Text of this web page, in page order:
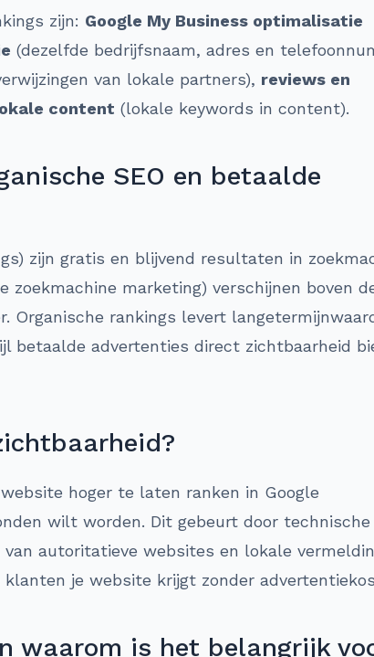
zijn: Google My Business optimalisatie
(dezelfde bedrijfsnaam, adres en
van lokale partners), reviews en
content (lokale keywords in content).
SEO en betaalde
zijn gratis en blijvend resultaten in
marketing) verschijnen boven
Organische rankings levert
betaalde advertenties direct zichtbaarheid
hoger te laten ranken in Google
wilt worden. Dit gebeurt door technische
autoritatieve websites en lokale
je website krijgt zonder
waarom is het belangrijk